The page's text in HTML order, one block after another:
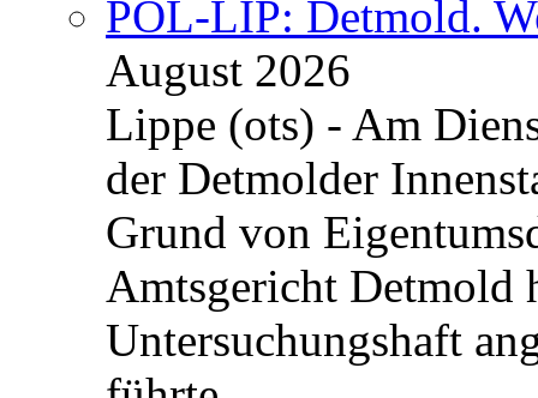
POL-LIP: Detmold.
August 2026
Lippe (ots) - Am
der Detmolder
Grund von
Amtsgericht Detmold
Untersuchungshaft